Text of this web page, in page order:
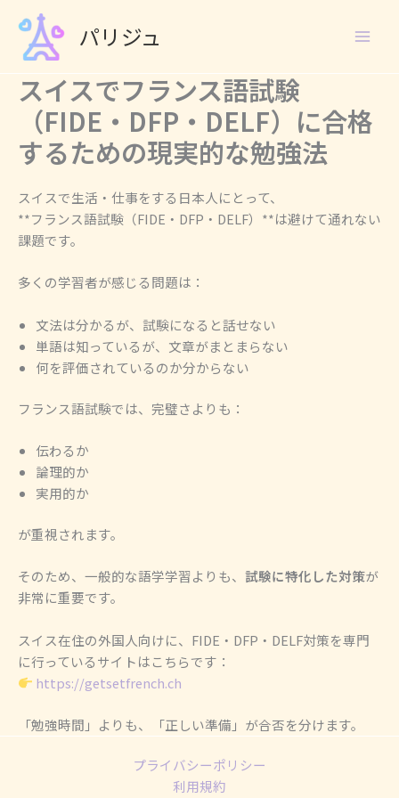
content
パリジュ
スイスでフランス語試験
（FIDE・DFP・DELF）に合格
するための現実的な勉強法
スイスで生活・仕事をする日本人にとって、
**フランス語試験（FIDE・DFP・DELF）**は避けて通れない
課題です。
多くの学習者が感じる問題は：
文法は分かるが、試験になると話せない
単語は知っているが、文章がまとまらない
何を評価されているのか分からない
フランス語試験では、完璧さよりも：
伝わるか
論理的か
実用的か
が重視されます。
そのため、一般的な語学学習よりも、 試験に特化した対策が
非常に重要です。
スイス在住の外国人向けに、FIDE・DFP・DELF対策を専門
に行っているサイトはこちらです：
https://getsetfrench.ch
「勉強時間」よりも、「正しい準備」が合否を分けます。
プライバシーポリシー
利用規約